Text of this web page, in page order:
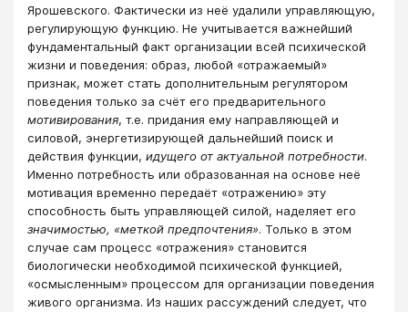
Ярошевского. Фактически из неё удалили управляющую,
регулирующую функцию. Не учитывается важнейший
фундаментальный факт организации всей психической
жизни и поведения: образ, любой «отражаемый»
признак, может стать дополнительным регулятором
поведения только за счёт его предварительного
мотивирования, т.е. придания ему направляющей и
силовой, энергетизирующей дальнейший поиск и
действия функции, идущего от актуальной потребности.
Именно потребность или образованная на основе неё
мотивация временно передаёт «отражению» эту
способность быть управляющей силой, наделяет его
значимостью, «меткой предпочтения». Только в этом
случае сам процесс «отражения» становится
биологически необходимой психической функцией,
«осмысленным» процессом для организации поведения
живого организма. Из наших рассуждений следует, что